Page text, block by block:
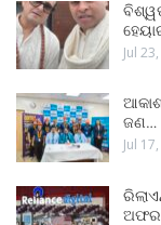
Jul
ଜଣ…
Jul
ଅଫର